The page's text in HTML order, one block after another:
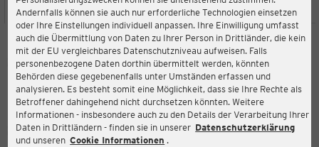
Andernfalls können sie auch nur erforderliche Technologien einsetzen
oder Ihre Einstellungen individuell anpassen. Ihre Einwilligung umfasst
auch die Übermittlung von Daten zu Ihrer Person in Drittländer, die kein
mit der EU vergleichbares Datenschutzniveau aufweisen. Falls
personenbezogene Daten dorthin übermittelt werden, könnten
Behörden diese gegebenenfalls unter Umständen erfassen und
analysieren. Es besteht somit eine Möglichkeit, dass sie Ihre Rechte als
Betroffener dahingehend nicht durchsetzen könnten. Weitere
Informationen - insbesondere auch zu den Details der Verarbeitung Ihrer
Daten in Drittländern - finden sie in unserer Datenschutzerklärung
und unseren Cookie Informationen .
STANDORT SERVICES SORTIMENT AKTIONEN
Ernsting's family
Berliner Allee 41, 13088 Berlin
Aktuell:
Geschlossen